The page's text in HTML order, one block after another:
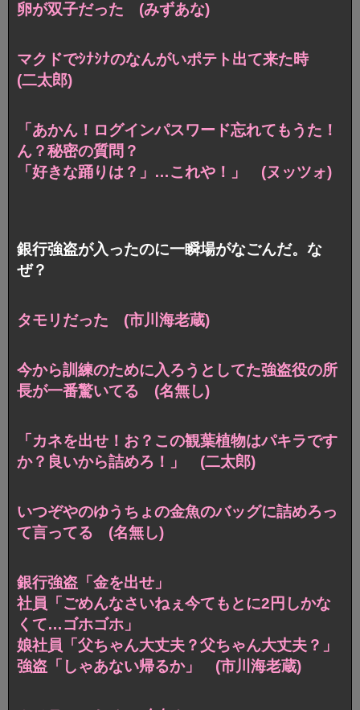
卵が双子だった (みずあな)
マクドでｼﾅｼﾅのなんがいポテト出て来た時
(二太郎)
「あかん！ログインパスワード忘れてもうた！
ん？秘密の質問？
「好きな踊りは？」…これや！」 (ヌッツォ)
銀行強盗が入ったのに一瞬場がなごんだ。な
ぜ？
タモリだった (市川海老蔵)
今から訓練のために入ろうとしてた強盗役の所
長が一番驚いてる (名無し)
「カネを出せ！お？この観葉植物はパキラです
か？良いから詰めろ！」 (二太郎)
いつぞやのゆうちょの金魚のバッグに詰めろっ
て言ってる (名無し)
銀行強盗「金を出せ」
社員「ごめんなさいねぇ今てもとに2円しかな
くて…ゴホゴホ」
娘社員「父ちゃん大丈夫？父ちゃん大丈夫？」
強盗「しゃあない帰るか」 (市川海老蔵)